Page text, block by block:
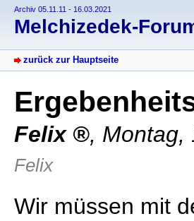
Archiv 05.11.11 - 16.03.2021
Melchizedek-
zurück zur Hauptseite
Felix , Montag,
Felix
Wir müssen mit